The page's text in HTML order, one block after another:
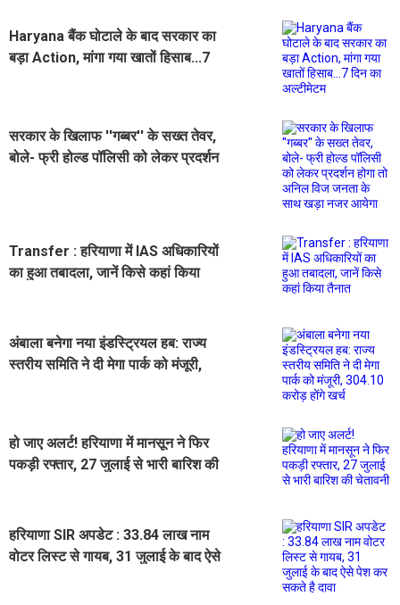
Haryana बैंक घोटाले के बाद सरकार का
बड़ा Action, मांगा गया खातों हिसाब...7
सरकार के खिलाफ ''गब्बर'' के सख्त तेवर,
बोले- फ्री होल्ड पॉलिसी को लेकर प्रदर्शन
Transfer : हरियाणा में IAS अधिकारियों
का हुआ तबादला, जानें किसे कहां किया
अंबाला बनेगा नया इंडस्ट्रियल हब: राज्य
स्तरीय समिति ने दी मेगा पार्क को मंजूरी,
हो जाए अलर्ट! हरियाणा में मानसून ने फिर
पकड़ी रफ्तार, 27 जुलाई से भारी बारिश की
हरियाणा SIR अपडेट : 33.84 लाख नाम
वोटर लिस्ट से गायब, 31 जुलाई के बाद ऐसे